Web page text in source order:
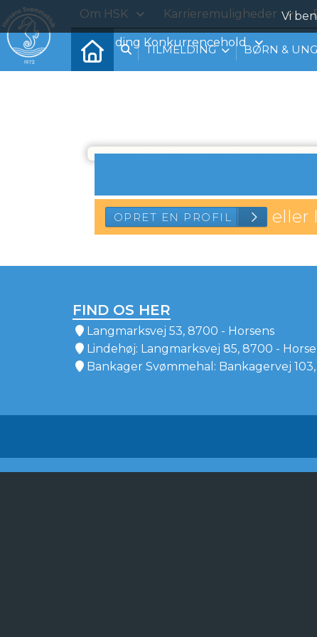
Vi
TILMELDING BØRN &
Om HSK Karrieremuligheder
Tilmelding Konkurrencehold
OPRET EN
eller
FIND OS HER
Langmarksvej 53, 8700 - Horsens
Lindehøj: Langmarksvej 85, 8700 -
Bankager Svømmehal: Bankagervej